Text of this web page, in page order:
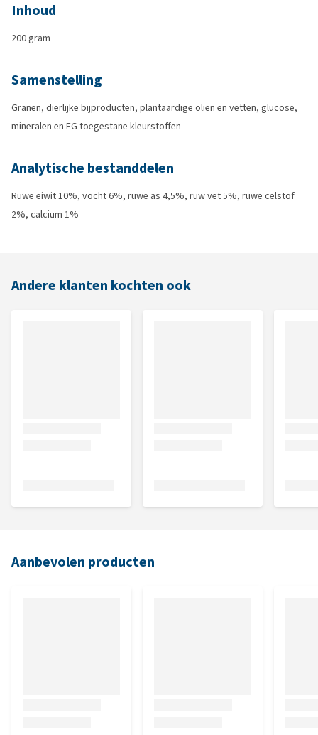
Inhoud
200 gram
Samenstelling
Granen, dierlijke bijproducten, plantaardige oliën en vetten, glucose,
mineralen en EG toegestane kleurstoffen
Analytische bestanddelen
Ruwe eiwit 10%, vocht 6%, ruwe as 4,5%, ruw vet 5%, ruwe celstof
2%, calcium 1%
Andere klanten kochten ook
Aanbevolen producten